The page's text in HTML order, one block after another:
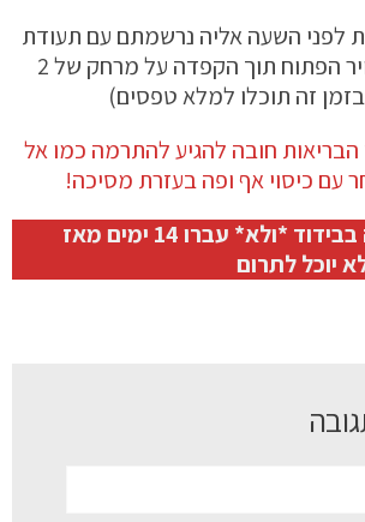
לפני השעה אליה נרשמתם עם תעודת
זהות ולהמתין באוויר הפתוח תוך הקפדה על מרחק של 2
זה תוכלו למלא טפסים)
חובה להגיע להתרמה כמו אל
עם כיסוי אף ופה בעזרת מסיכה!
שימו לב! מי שהיה בבידוד *ולא* עברו 14 ימים מאז
יוכל לתרום